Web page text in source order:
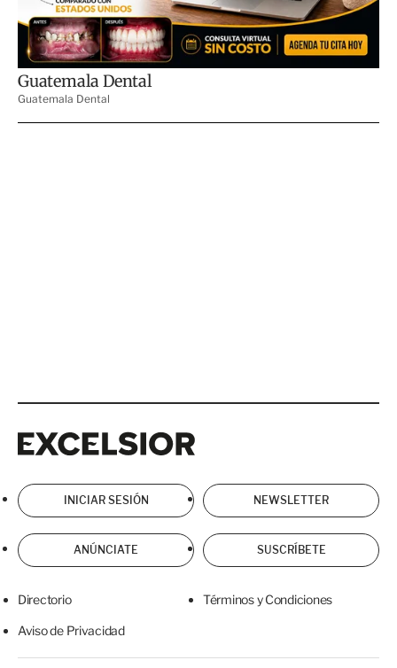
INICIAR SESIÓN NEWSLETTER
ANÚNCIATE SUSCRÍBETE
Directorio Términos y Condiciones
Aviso de Privacidad